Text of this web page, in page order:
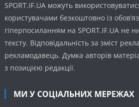
SPORT.IF.UA можуть
користувачами безкоштовно із
гіперпосиланням на SPORT.IF.UA не
тексту. Відповідальність за зміст
рекламодавець. Думка авторів
з позицією редакції.
МИ У СОЦІАЛЬНИХ МЕРЕЖАХ